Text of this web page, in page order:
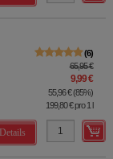
6
65,95 €
9,99 €
55,96 €(85%)
199,80 €pro 1 l
Details